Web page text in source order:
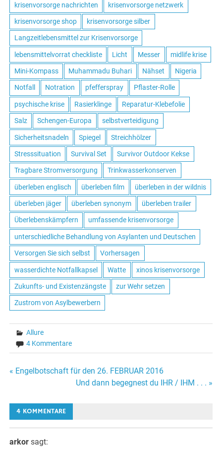
krisenvorsorge nachrichten krisenvorsorge netzwerk
krisenvorsorge shop krisenvorsorge silber
Langzeitlebensmittel zur Krisenvorsorge
lebensmittelvorrat checkliste Licht Messer midlife krise
Mini-Kompass Muhammadu Buhari Nähset Nigeria
Notfall Notration pfefferspray Pflaster-Rolle
psychische krise Rasierklinge Reparatur-Klebefolie
Salz Schengen-Europa selbstverteidigung
Sicherheitsnadeln Spiegel Streichhölzer
Stresssituation Survival Set Survivor Outdoor Kekse
Tragbare Stromversorgung Trinkwasserkonserven
überleben englisch überleben film überleben in der wildnis
überleben jäger überleben synonym überleben trailer
Überlebenskämpfern umfassende krisenvorsorge
unterschiedliche Behandlung von Asylanten und Deutschen
Versorgen Sie sich selbst Vorhersagen
wasserdichte Notfallkapsel Watte xinos krisenvorsorge
Zukunfts- und Existenzängste zur Wehr setzen
Zustrom von Asylbewerbern
Allure
4 Kommentare
Navigation
« Engelbotschaft für den 26. FEBRUAR 2016
Und dann begegnest du IHR / IHM . . . »
4 KOMMENTARE
arkor sagt: